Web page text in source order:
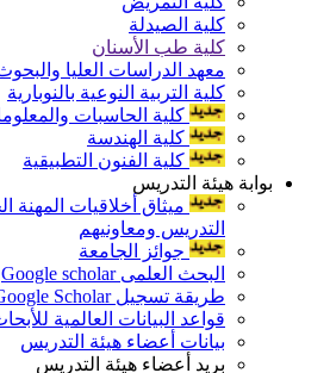
كلية الصيدلة
كلية طب الأسنان
معهد الدراسات العليا والبحوث
كلية التربية النوعية بالنوبارية
كلية الحاسبات
كلية الهندسة
كلية الفنون التطبيقية
بوابة هيئة التدريس
ميثاق أخلاقيات المهنة
التدريس ومعاونيهم
جوائز الجامعة
البحث العلمى Google scholar
طريقة تسجيل Google Scholar
قواعد البيانات العالمية
بيانات أعضاء هيئة التدريس
بريد أعضاء هيئة التدريس